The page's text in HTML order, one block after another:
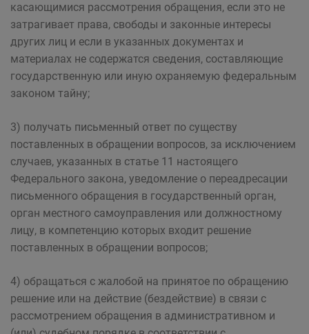
касающимися рассмотрения обращения, если это не
затрагивает права, свободы и законные интересы
других лиц и если в указанных документах и
материалах не содержатся сведения, составляющие
государственную или иную охраняемую федеральным
законом тайну;
3) получать письменный ответ по существу
поставленных в обращении вопросов, за исключением
случаев, указанных в статье 11 настоящего
Федерального закона, уведомление о переадресации
письменного обращения в государственный орган,
орган местного самоуправления или должностному
лицу, в компетенцию которых входит решение
поставленных в обращении вопросов;
4) обращаться с жалобой на принятое по обращению
решение или на действие (бездействие) в связи с
рассмотрением обращения в административном и